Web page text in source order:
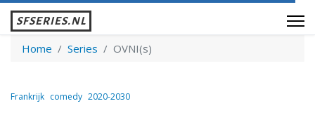
SFSERIES.NL
Home Series OVNI(s)
Frankrijk comedy 2020-2030